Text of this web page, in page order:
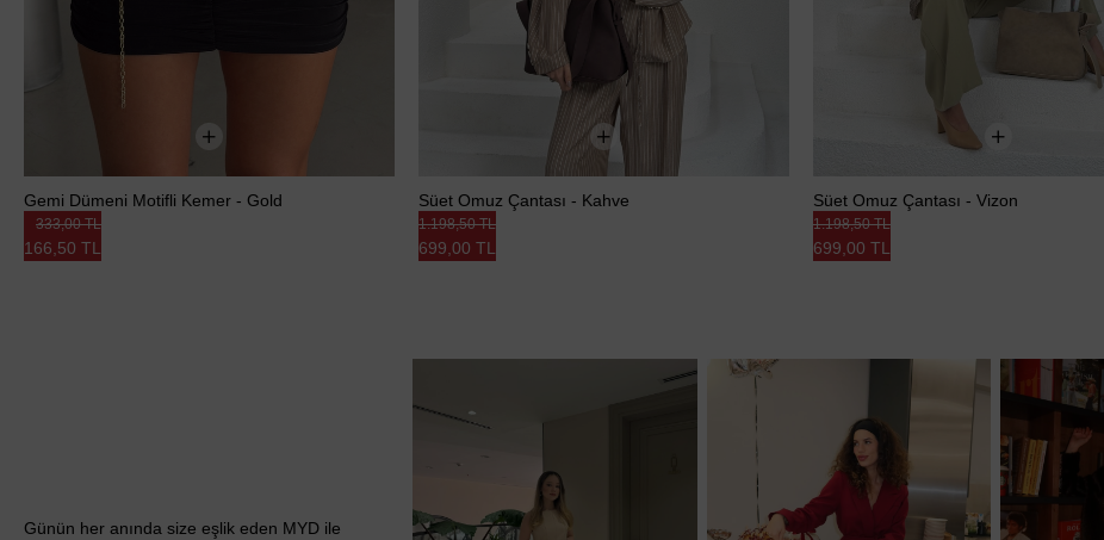
Gemi Dümeni Motifli Kemer - Gold
166,50 TL
333,00 TL
Süet Omuz Çantası - Kahve
699,00 TL
1.198,50 TL
Süet Omuz Çantası - Vizon
699,00 TL
1.198,50 TL
Günün her anında size eşlik eden MYD ile